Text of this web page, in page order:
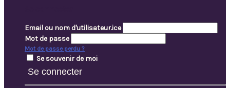
Email ou nom d'utilisateur.ice
Mot de passe
Mot de passe perdu ?
Se souvenir de moi
Se connecter